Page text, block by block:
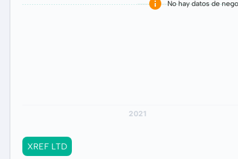
No hay datos de
XREF LTD